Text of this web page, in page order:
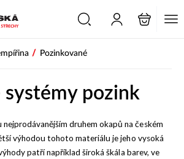
/ Pozinkované
systémy pozink
druhem okapů na českém
výhodou tohoto materiálu je jeho vysoká
patří například široká škála barev, ve